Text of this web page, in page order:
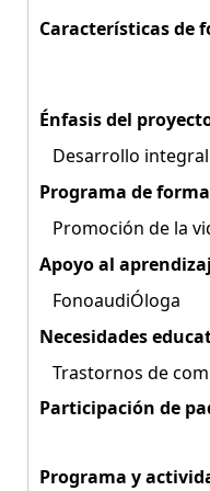
Características de
Énfasis del
Desarrollo integral
Programa de
Promoción de la
Apoyo al
FonoaudiÓloga
Necesidades
Trastornos de
Participación de
Programa y